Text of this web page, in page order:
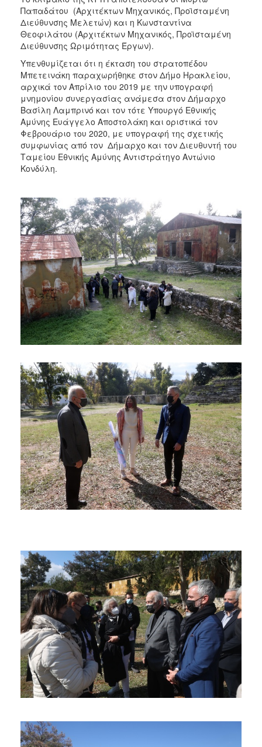
Παπαδάτου (Αρχιτέκτων Μηχανικός, Προϊσταμένη
Διεύθυνσης Μελετών) και η Κωνσταντίνα
Θεοφιλάτου (Αρχιτέκτων Μηχανικός, Προϊσταμένη
Διεύθυνσης Ωριμότητας Έργων).
Υπενθυμίζεται ότι η έκταση του στρατοπέδου
Μπετεινάκη παραχωρήθηκε στον Δήμο Ηρακλείου,
αρχικά τον Απρίλιο του 2019 με την υπογραφή
μνημονίου συνεργασίας ανάμεσα στον Δήμαρχο
Βασίλη Λαμπρινό και τον τότε Υπουργό Εθνικής
Αμύνης Ευάγγελο Αποστολάκη και οριστικά τον
Φεβρουάριο του 2020, με υπογραφή της σχετικής
συμφωνίας από τον Δήμαρχο και τον Διευθυντή του
Ταμείου Εθνικής Αμύνης Αντιστράτηγο Αντώνιο
Κονδύλη.